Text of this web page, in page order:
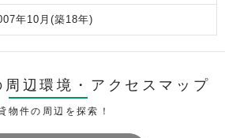
年10月 (築18年)
辺環境・ アクセスマップ
物件の周辺を探索！